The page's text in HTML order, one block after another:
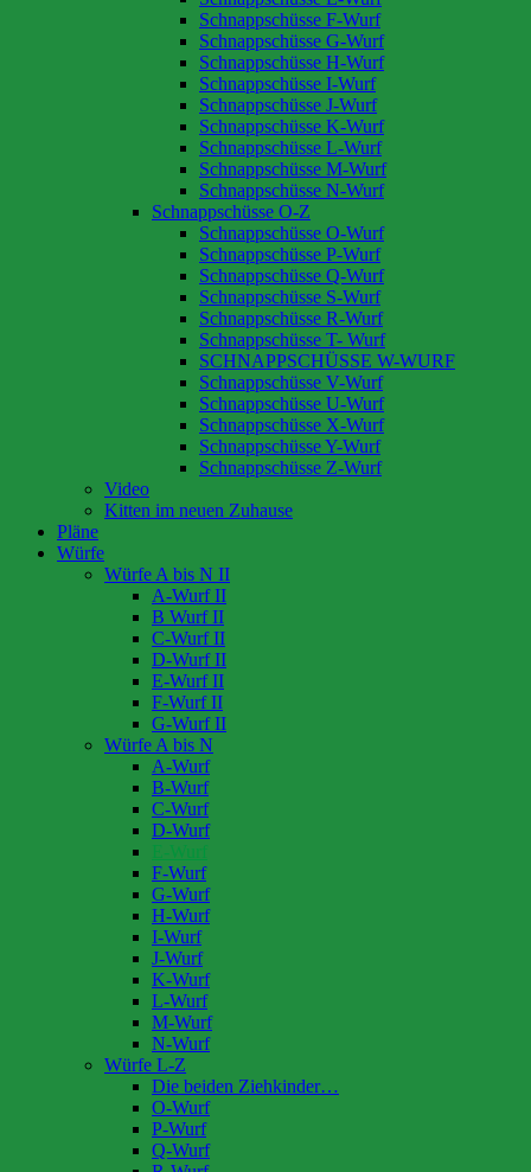
Schnappschüsse F-Wurf
Schnappschüsse G-Wurf
Schnappschüsse H-Wurf
Schnappschüsse I-Wurf
Schnappschüsse J-Wurf
Schnappschüsse K-Wurf
Schnappschüsse L-Wurf
Schnappschüsse M-Wurf
Schnappschüsse N-Wurf
Schnappschüsse O-Z
Schnappschüsse O-Wurf
Schnappschüsse P-Wurf
Schnappschüsse Q-Wurf
Schnappschüsse S-Wurf
Schnappschüsse R-Wurf
Schnappschüsse T- Wurf
SCHNAPPSCHÜSSE W-WURF
Schnappschüsse V-Wurf
Schnappschüsse U-Wurf
Schnappschüsse X-Wurf
Schnappschüsse Y-Wurf
Schnappschüsse Z-Wurf
Video
Kitten im neuen Zuhause
Pläne
Würfe
Würfe A bis N II
A-Wurf II
B Wurf II
C-Wurf II
D-Wurf II
E-Wurf II
F-Wurf II
G-Wurf II
Würfe A bis N
A-Wurf
B-Wurf
C-Wurf
D-Wurf
E-Wurf
F-Wurf
G-Wurf
H-Wurf
I-Wurf
J-Wurf
K-Wurf
L-Wurf
M-Wurf
N-Wurf
Würfe L-Z
Die beiden Ziehkinder…
O-Wurf
P-Wurf
Q-Wurf